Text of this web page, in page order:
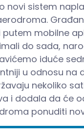
novi sistem
mobilne
do sada,
iduće
u odnosu na
nekoliko
i dodala da će
ponuditi